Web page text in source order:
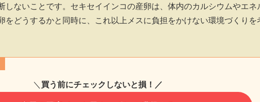
しないことです。セキセイインコの産卵は、体内のカルシウムやエネ
をどうするかと同時に、これ以上メスに負担をかけない環境づくりを
＼ 買う前にチェックしないと損！／